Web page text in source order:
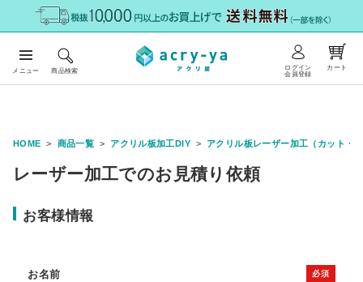
メニュー 商品検索
ログイン
会員登録
カート
HOME 商品一覧 アクリル板加工DIY アクリル板レーザー加工（カット・
レーザー加工でのお見積り依頼
お客様情報
お名前